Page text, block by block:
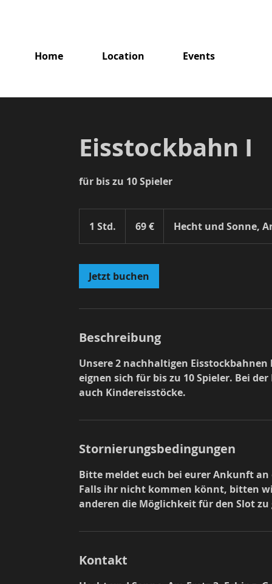
Home Location Events
Eisstockbahn I
für bis zu 10 Spieler
1 Std.
S
69 € Hecht und Sonne,
Jetzt buchen
Beschreibung
Unsere 2 nachhaltigen
eignen sich für bis zu 10 Spieler. Bei
auch Kindereisstöcke.
Stornierungsbedingungen
Bitte meldet euch bei eurer Ankunft an
Falls ihr nicht kommen könnt, bitten
anderen die Möglichkeit für den Slot zu
Kontakt